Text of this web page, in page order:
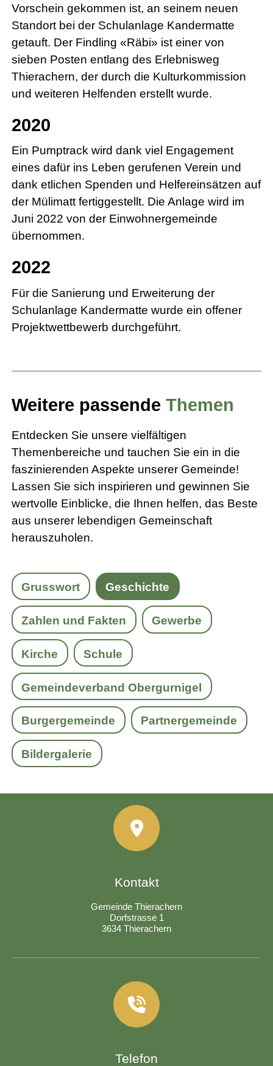
Vorschein gekommen ist, an seinem neuen
Standort bei der Schulanlage Kandermatte
getauft. Der Findling «Räbi» ist einer von
sieben Posten entlang des Erlebnisweg
Thierachern, der durch die Kulturkommission
und weiteren Helfenden erstellt wurde.
2020
Ein Pumptrack wird dank viel Engagement
eines dafür ins Leben gerufenen Verein und
dank etlichen Spenden und Helfereinsätzen auf
der Mülimatt fertiggestellt. Die Anlage wird im
Juni 2022 von der Einwohnergemeinde
übernommen.
2022
Für die Sanierung und Erweiterung der
Schulanlage Kandermatte wurde ein offener
Projektwettbewerb durchgeführt.
Weitere passende Themen
Entdecken Sie unsere vielfältigen
Themenbereiche und tauchen Sie ein in die
faszinierenden Aspekte unserer Gemeinde!
Lassen Sie sich inspirieren und gewinnen Sie
wertvolle Einblicke, die Ihnen helfen, das Beste
aus unserer lebendigen Gemeinschaft
herauszuholen.
Grusswort Geschichte
Zahlen und Fakten Gewerbe
Kirche Schule
Gemeindeverband Obergurnigel
Burgergemeinde Partnergemeinde
Bildergalerie
Kontakt
Gemeinde Thierachern
Dorfstrasse 1
3634 Thierachern
Telefon